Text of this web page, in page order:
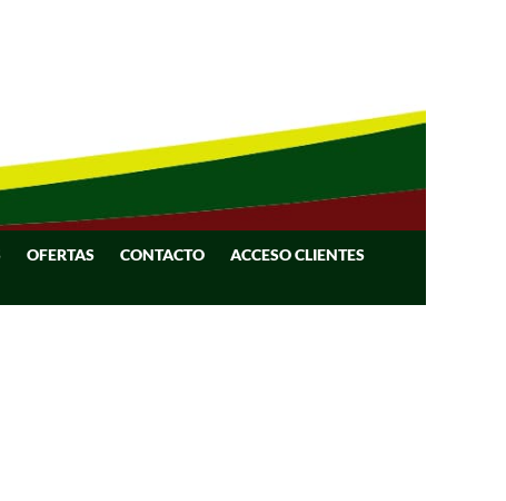
OFERTAS CONTACTO ACCESO CLIENTES